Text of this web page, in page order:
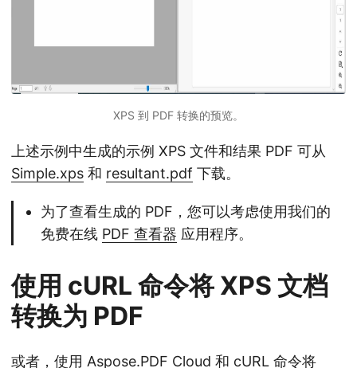
XPS 到 PDF 转换的预览。
上述示例中生成的示例 XPS 文件和结果 PDF 可从
Simple.xps 和 resultant.pdf 下载。
为了查看生成的 PDF，您可以考虑使用我们的
免费在线 PDF 查看器 应用程序。
使用 cURL 命令将 XPS 文档
转换为 PDF
或者，使用 Aspose.PDF Cloud 和 cURL 命令将